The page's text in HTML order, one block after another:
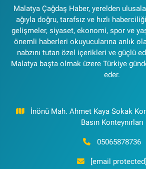
Malatya Çağdaş Haber, yerelden
ağıyla doğru, tarafsız ve hızlı
gelişmeler, siyaset, ekonomi, spor ve
önemli haberleri okuyucularına anlık
nabzını tutan özel içerikleri ve güçlü
Malatya başta olmak üzere Türkiye
eder.
İnönü Mah. Ahmet Kaya Sokak
Basın Konteynırları
05065878736
[email protected]